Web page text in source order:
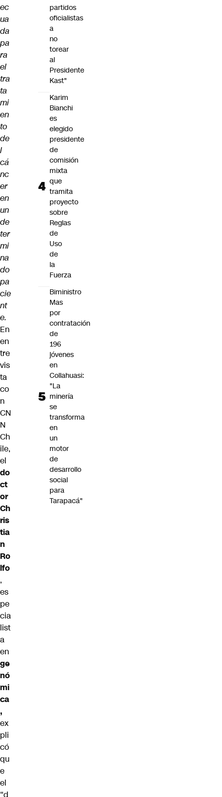
ec
ua
da
pa
ra
el
tra
ta
mi
en
to
de
l
cá
nc
er
en
un
de
ter
mi
na
do
pa
cie
nt
e.
En
en
tre
vis
ta
co
n
CN
N
Ch
ile,
el
do
ct
or
Ch
ris
tia
n
Ro
lfo
,
es
pe
cia
list
a
en
ge
nó
mi
ca
,
ex
pli
có
qu
e
el
“d
partidos
oficialistas
a
no
torear
al
Presidente
Kast"
Karim
Bianchi
es
elegido
presidente
de
comisión
mixta
que
tramita
proyecto
sobre
Reglas
de
Uso
de
la
Fuerza
Biministro
Mas
por
contratación
de
196
jóvenes
en
Collahuasi:
"La
minería
se
transforma
en
un
motor
de
desarrollo
social
para
Tarapacá"